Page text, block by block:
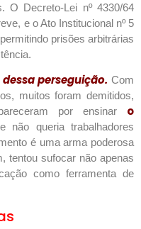
O Decreto-Lei nº 4330/64
e o Ato Institucional nº 5
prisões arbitrárias
perseguição. Com
muitos foram demitidos,
por ensinar o
não queria trabalhadores
é uma arma poderosa
tentou sufocar não apenas
como ferramenta de